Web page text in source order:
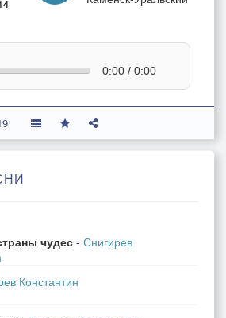
0:00 / 0:00
чудес - Снигирев
Константин